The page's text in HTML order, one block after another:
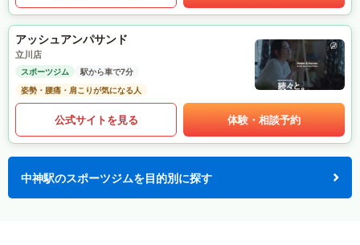
アッシュアンパサンド
立川店
スポーツジム
駅から車で7分
姿勢・腰痛・肩こりが気になる人
公式サイトを見る 体験・相談予約
中神駅のスポーツジムを目的別に探す